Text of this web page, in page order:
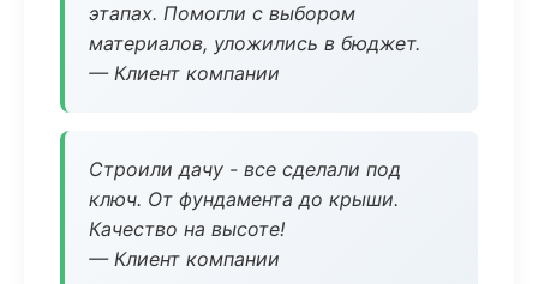
этапах. Помогли с выбором
материалов, уложились в бюджет.
— Клиент компании
Строили дачу - все сделали под
ключ. От фундамента до крыши.
Качество на высоте!
— Клиент компании